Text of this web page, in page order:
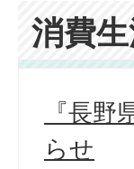
消費
『長
らせ